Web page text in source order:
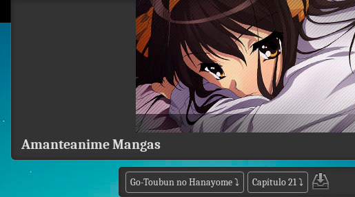
Amanteanime Mangas
Go-Toubun no Hanayome⤵ Capítulo 21⤵